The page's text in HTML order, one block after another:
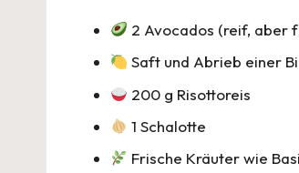
2 Avocados (reif, aber
Saft und Abrieb einer
200 g Risottoreis
1 Schalotte
Frische Kräuter wie